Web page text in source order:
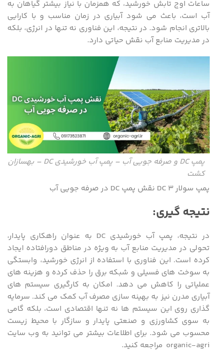
ساعات اوج تابش خورشید، که همزمان با نیاز بیشتر گیاهان به
آب است، باعث می ‌شود آبیاری در زمان مناسب و با کارایی
بالاتری انجام شود. در نتیجه، این فناوری نه تنها در انرژی، بلکه
در مدیریت منابع آب نقش حیاتی دارد.
پمپ DC و صرفه جویی آب – پمپ آب خورشیدی DC – بهسازان
کشت
پمپ سولار DC 3 نقش پمپ DC در صرفه جویی آب
نتیجه گیری:
در نتیجه، پمپ آب خورشیدی DC به عنوان راهکاری پایدار،
تحولی در مدیریت منابع آب به ویژه در مناطق دورافتاده ایجاد
کرده است. این فناوری با استفاده از انرژی خورشید، وابستگی
به سوخت‌ های فسیلی و شبکه برق را حذف کرده و هزینه‌ های
عملیاتی را کاهش می‌ دهد. امکان به‌ کارگیری سیستم ‌های
آبیاری مدرن نیز به بهینه ‌سازی مصرف آب کمک می‌ کند. سرمایه
‌گذاری روی این سیستم ‌ها نه تنها اقتصادی است، بلکه گامی
به سوی کشاورزی و صنعتی پایدار و سازگار با محیط زیست
محسوب می‌ شود. برای اطلاعات بیشتر می ‌توانید به وب سایت
organic-agri مراجعه کنید.